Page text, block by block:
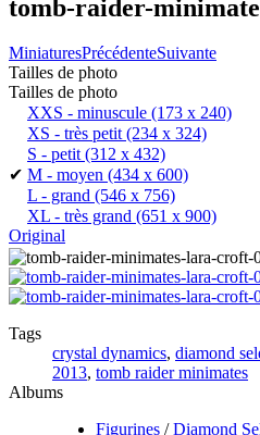
tomb-raider-
MiniaturesPrécédenteSuivante
Tailles de photo
Tailles de photo
XXS - minuscule (173 x 240)
XS - très petit(234 x 324)
S - petit(312 x 432)
✔ M - moyen (434 x 600)
L - grand (546 x 756)
XL - très grand (651 x 900)
Original
Tags
crystal dynamics, diamond
2013, tomb raider minimates
Albums
Figurines /Diamond